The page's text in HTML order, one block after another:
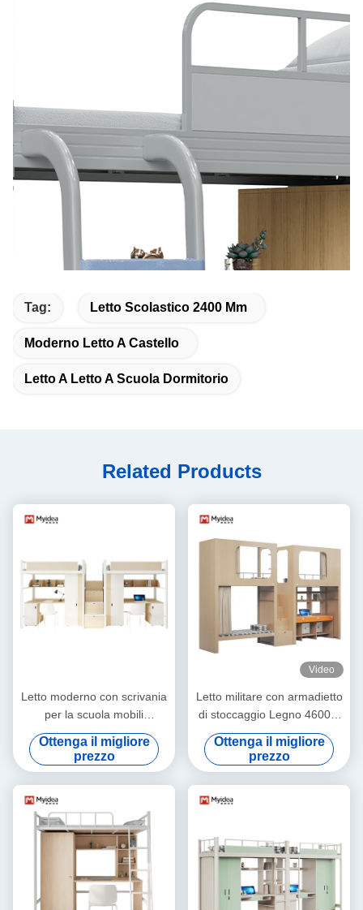
Tag: Letto Scolastico 2400 Mm
Moderno Letto A Castello
Letto A Letto A Scuola Dormitorio
Related Products
Letto moderno con scrivania
per la scuola mobili
dormitorio supporto
personalizzazione
Ottenga il migliore
prezzo
Video
Letto militare con armadietto
di stoccaggio Legno 4600 x
900 x 2400mm Supporto
personalizzazione
Ottenga il migliore
prezzo